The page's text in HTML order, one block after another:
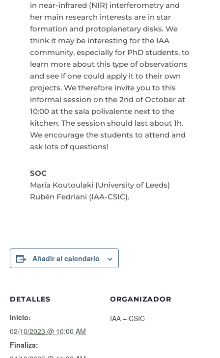
in near-infrared (NIR) interferometry and
her main research interests are in star
formation and protoplanetary disks. We
think it may be interesting for the IAA
community, especially for PhD students, to
learn more about this type of observations
and see if one could apply it to their own
projects. We therefore invite you to this
informal session on the 2nd of October at
10:00 at the sala polivalente next to the
kitchen. The session should last about 1h.
We encourage the students to attend and
ask lots of questions!
SOC
Maria Koutoulaki (University of Leeds)
Rubén Fedriani (IAA-CSIC).
Añadir al calendario
DETALLES
Inicio:
02/10/2023 @ 10:00 AM
Finaliza:
ORGANIZADOR
IAA – CSIC